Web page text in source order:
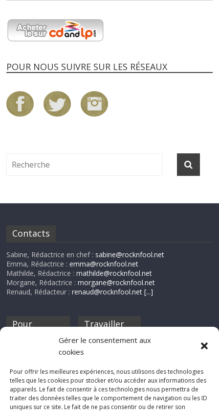
Gérer le consentement aux
cookies
Pour offrir les meilleures expériences, nous utilisons des technologies
telles que les cookies pour stocker et/ou accéder aux informations des
appareils. Le fait de consentir à ces technologies nous permettra de
traiter des données telles que le comportement de navigation ou les ID
uniques sur ce site. Le fait de ne pas consentir ou de retirer son
POUR NOUS SUIVRE SUR LES RÉSEAUX
Contacts
Sabine, Rédactrice en chef : sabine@rocknfool.net
Emma, Rédactrice :emma@rocknfool.net
Mathilde, Rédactrice :mathilde@rocknfool.net
Morgane, Rédactrice :morgane@rocknfool.net
Renaud, Rédacteur :renaud@rocknfool.net [...]
Pour
discothèque
Travailler
Si tu souhaites
Rocknfool, n'hésite
pas à nous envoyer
tes chroniques de
concerts, de films,
séries ou des billets